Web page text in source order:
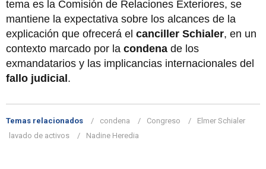
tema es la Comisión de Relaciones Exteriores, se
mantiene la expectativa sobre los alcances de la
explicación que ofrecerá el canciller Schialer, en un
contexto marcado por la condena de los
exmandatarios y las implicancias internacionales del
fallo judicial .
Temas relacionados condena Congreso
Elmer Schialer
lavado de activos
Nadine Heredia